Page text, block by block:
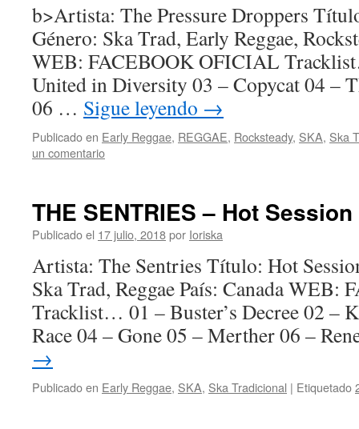
b>Artista: The Pressure Droppers
Género: Ska Trad, Early Reggae,
WEB: FACEBOOK OFICIAL
United in Diversity 03 – Copycat 04 –
06 … Sigue leyendo →
Publicado en Early Reggae, REGGAE, Rocksteady, SKA, Ska
un comentario
THE SENTRIES – Hot Session
Publicado el 17 julio, 2018por Ioriska
Artista: The Sentries Título: Hot
Ska Trad, Reggae País: Canada
Tracklist… 01 – Buster’s Decree 02 –
Race 04 – Gone 05 – Merther 06 –
→
Publicado en Early Reggae, SKA, Ska Tradicional | Etiquetado